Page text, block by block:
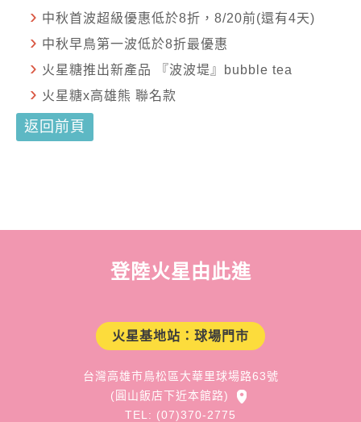
中秋首波超級優惠低於8折，8/20前(還有4天)
中秋早鳥第一波低於8折最優惠
火星糖推出新產品 『波波堤』bubble tea
火星糖x高雄熊 聯名款
返回前頁
登陸火星由此進
火星基地站：球場門市
台灣高雄市鳥松區大華里球場路63號
(圓山飯店下近本館路)
TEL: (07)370-2775